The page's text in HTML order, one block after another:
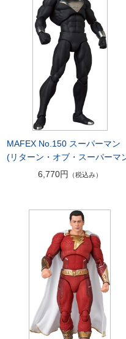
MAFEX No.150 スーパーマン
(リターン・オブ・スーパーマ
6,770円
（税込み）